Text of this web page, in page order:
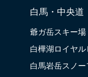
白馬・中央道
爺ガ岳スキー場
白樺湖ロイヤ
白馬岩岳スノ